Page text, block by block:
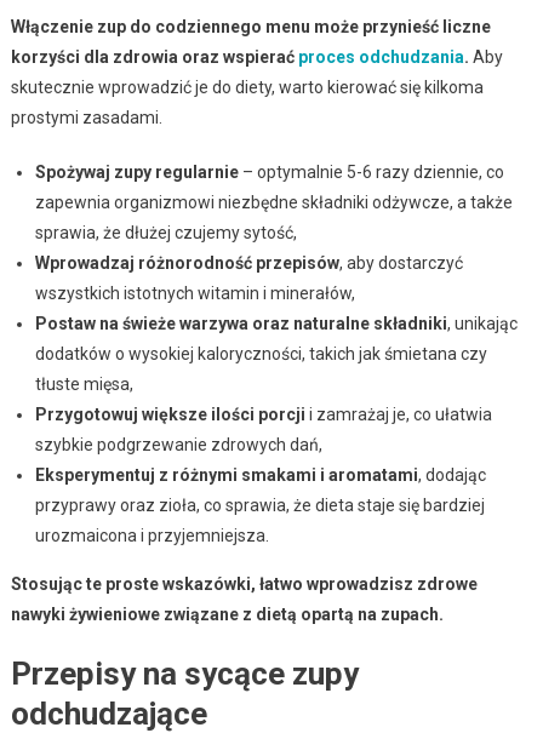
Włączenie zup do codziennego menu może przynieść liczne
korzyści dla zdrowia oraz wspierać proces odchudzania. Aby
skutecznie wprowadzić je do diety, warto kierować się kilkoma
prostymi zasadami.
Spożywaj zupy regularnie– optymalnie 5-6 razy dziennie, co
zapewnia organizmowi niezbędne składniki odżywcze, a także
sprawia, że dłużej czujemy sytość,
Wprowadzaj różnorodność przepisów, aby dostarczyć
wszystkich istotnych witamin i minerałów,
Postaw na świeże warzywa oraz naturalne składniki, unikając
dodatków o wysokiej kaloryczności, takich jak śmietana czy
tłuste mięsa,
Przygotowuj większe ilości porcji i zamrażaj je, co ułatwia
szybkie podgrzewanie zdrowych dań,
Eksperymentuj z różnymi smakami i aromatami, dodając
przyprawy oraz zioła, co sprawia, że dieta staje się bardziej
urozmaicona i przyjemniejsza.
Stosując te proste wskazówki, łatwo wprowadzisz zdrowe
nawyki żywieniowe związane z dietą opartą na zupach.
Przepisy na sycące zupy
odchudzające